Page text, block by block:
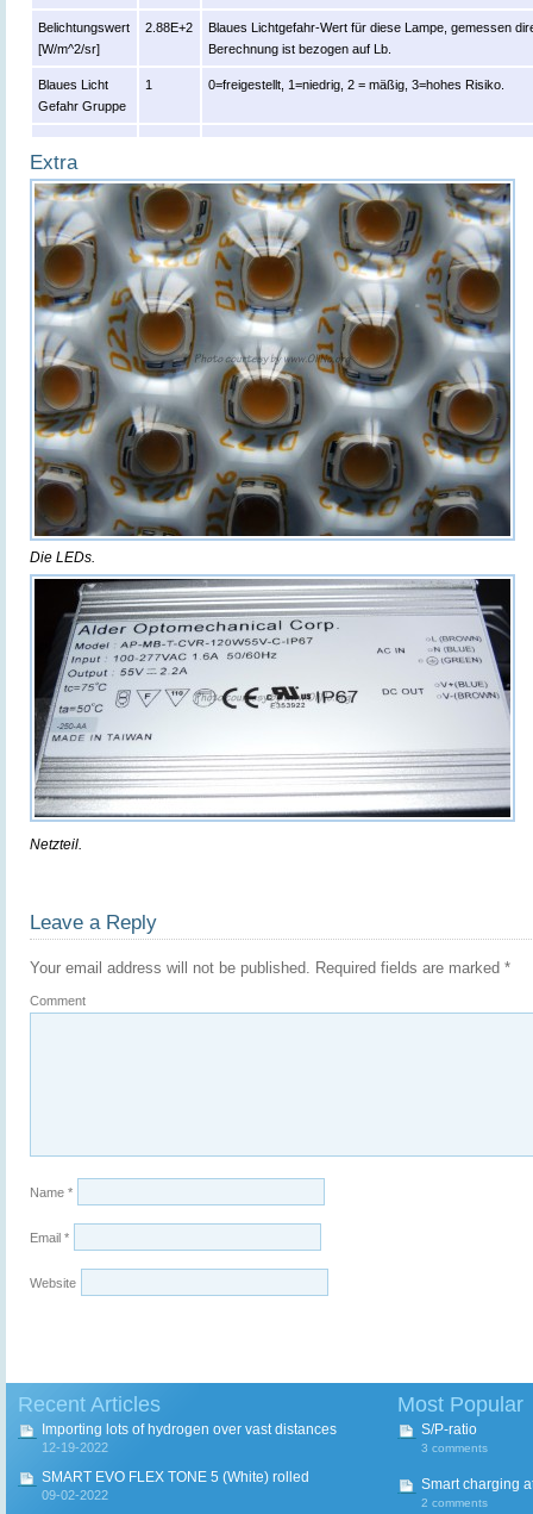
Belichtungswert
[W/m^2/sr]
2.88E+2
Blaues Lichtgefahr-Wert für diese Lampe, gemessen
Berechnung ist bezogen auf Lb.
Blaues Licht
Gefahr Gruppe
1 0=freigestellt, 1=niedrig, 2 = mäßig, 3=hohes Risiko.
Extra
Die LEDs.
Netzteil.
Leave a Reply
Your email address will not be published. Required fields are marked *
Comment
Name *
Email *
Website
Recent Articles
Importing lots of hydrogen over vast distances
12-19-2022
SMART EVO FLEX TONE 5 (White) rolled
09-02-2022
Most Popular
S/P-ratio
3 comments
Smart charging
2 comments